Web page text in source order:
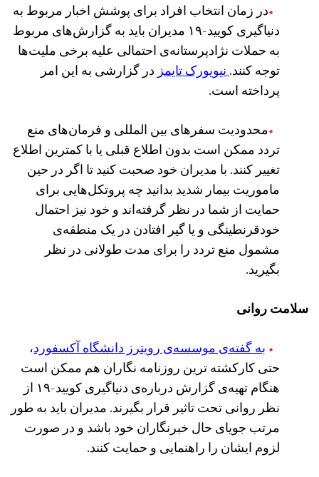
در زمان انتخاب افراد برای پوشش اخبار مربوط به
دنیاگیری کویید-۱۹ مدیران باید به گزارش‌های مربوط
به حملات نژادپرستانه‌ی احتمالی علیه برخی ملیت‌ها
توجه کنند.نیویورک تایمزدر گزارشی به این امر
پرداخته‌ است.
محدودیت سفرهای بین المللی و فرمان‌های منع
تردد ممکن است بدون اطلاع قبلی یا با کمترین اطلاع
تغییر کنند. با مدیران خود صحبت کنید تا اگر در حین
ماموریت بیمار شدید بدانید چه پروتکل‌هایی برای
حمایت از شما در نظر گرفته‌اند و خود نیز احتمال
خودقرنطینگی و یا گیر افتادن در یک منطقه‌ی
مشمول منع تردد را برای مدت طولانی در نظر
بگیرید.
سلامت روانی
به گفته‌ی موسسه‌ی رویترز دانشگاه آکسفورد،‌
حتی کارکشته ترین روزنامه نگاران هم ممکن است
هنگام تهیه‌ی گزارش درباره‌ی دنیاگیری کویید-۱۹ از
نظر روانی تحت تاثیر قرار بگیرند. مدیران باید به طور
مرتب جویای حال خبرنگاران خود باشد و در صورت
لزوم ایشان را راهنمایی و حمایت کنند.